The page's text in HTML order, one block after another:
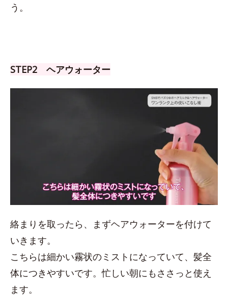
う。
STEP2 ヘアウォーター
絡まりを取ったら、まずヘアウォーターを付けて
いきます。
こちらは細かい霧状のミストになっていて、髪全
体につきやすいです。忙しい朝にもささっと使え
ます。